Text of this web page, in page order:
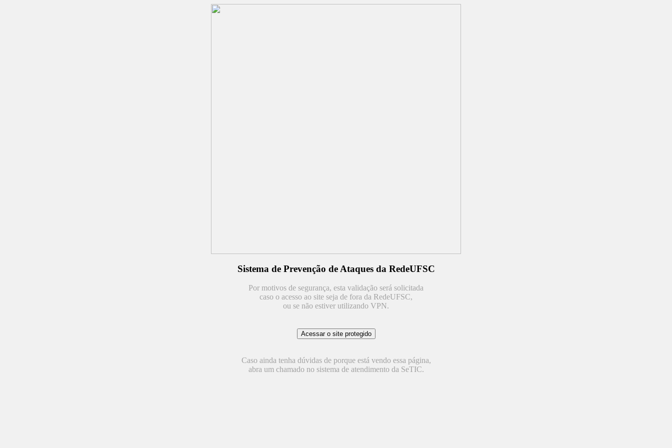
Sistema de Prevenção de Ataques da RedeUFSC
Por motivos de segurança, esta validação será solicitada
caso o acesso ao site seja de fora da RedeUFSC,
ou se não estiver utilizando VPN.
Caso ainda tenha dúvidas de porque está vendo essa página,
abra um chamado no sistema de atendimento da SeTIC.